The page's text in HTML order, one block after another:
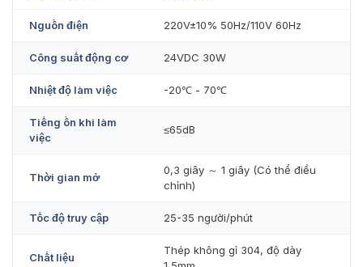
Nguồn điện 220V±10% 50Hz/110V 60Hz
Công suất động cơ 24VDC 30W
Nhiệt độ làm việc -20℃ - 70℃
Tiếng ồn khi làm
việc
≤65dB
Thời gian mở
0,3 giây ～ 1 giây (Có thể điều
chỉnh)
Tốc độ truy cập 25-35 người/phút
Chất liệu
Thép không gỉ 304, độ dày